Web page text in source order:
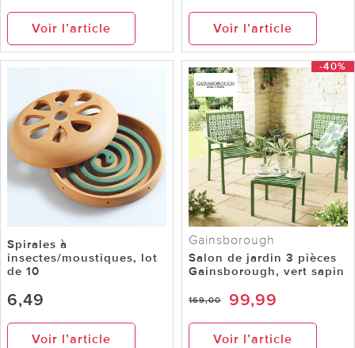
Voir l’article Voir l’article
Spirales à
insectes/moustiques, lot
de 10
6,49
Voir l’article
-40%
Gainsborough
Salon de jardin 3 pièces
Gainsborough, vert sapin
169,00 99,99
Voir l’article